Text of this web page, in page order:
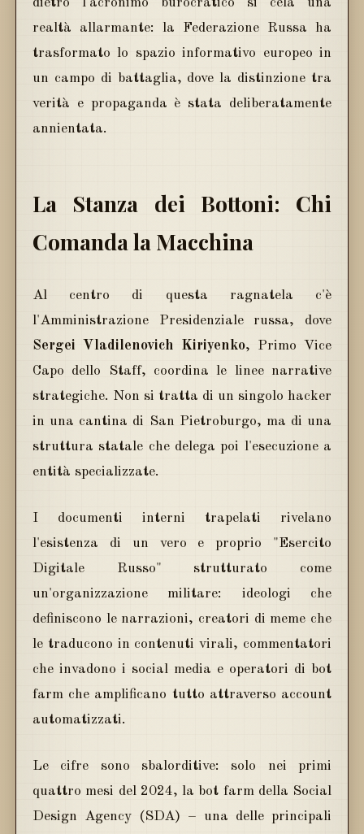
dietro l'acronimo burocratico si cela una
realtà allarmante: la Federazione Russa ha
trasformato lo spazio informativo europeo in
un campo di battaglia, dove la distinzione tra
verità e propaganda è stata deliberatamente
annientata.
La Stanza dei Bottoni: Chi
Comanda la Macchina
Al centro di questa ragnatela c'è
l'Amministrazione Presidenziale russa, dove
Sergei Vladilenovich Kiriyenko, Primo Vice
Capo dello Staff, coordina le linee narrative
strategiche. Non si tratta di un singolo hacker
in una cantina di San Pietroburgo, ma di una
struttura statale che delega poi l'esecuzione a
entità specializzate.
I documenti interni trapelati rivelano
l'esistenza di un vero e proprio "Esercito
Digitale Russo" strutturato come
un'organizzazione militare: ideologi che
definiscono le narrazioni, creatori di meme che
le traducono in contenuti virali, commentatori
che invadono i social media e operatori di bot
farm che amplificano tutto attraverso account
automatizzati.
Le cifre sono sbalorditive: solo nei primi
quattro mesi del 2024, la bot farm della Social
Design Agency (SDA) – una delle principali